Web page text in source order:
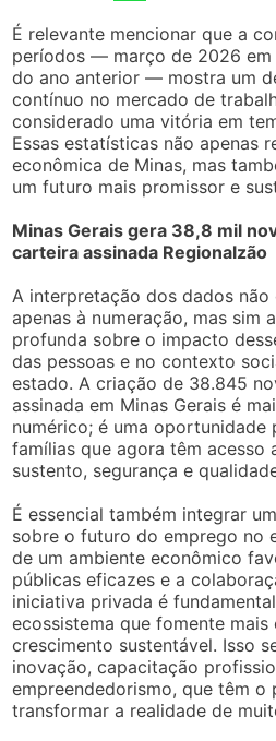
É relevante mencionar que a
períodos — março de 2026 em
do ano anterior — mostra um
contínuo no mercado de
considerado uma vitória em
Essas estatísticas não apenas
econômica de Minas, mas
um futuro mais promissor e
Minas Gerais gera 38,8 mil
carteira assinada Regionalzão
A interpretação dos dados
apenas à numeração, mas sim
profunda sobre o impacto
das pessoas e no contexto
estado. A criação de 38.845
assinada em Minas Gerais é
numérico; é uma oportunidade
famílias que agora têm acesso
sustento, segurança e
É essencial também integrar
sobre o futuro do emprego no
de um ambiente econômico
públicas eficazes e a
iniciativa privada é
ecossistema que fomente mais
crescimento sustentável. Isso
inovação, capacitação
empreendedorismo, que têm o
transformar a realidade de